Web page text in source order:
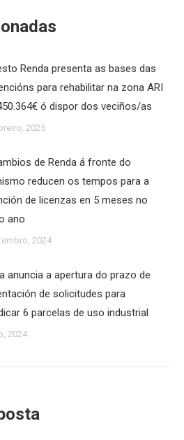
Renda presenta as bases das
para rehabilitar na zona ARI
ó dispor dos veciños/as
2025
de Renda á fronte do
reducen os tempos para a
de licenzas en 5 meses no
ano
2024
anuncia a apertura do prazo de
de solicitudes para
6 parcelas de uso industrial
2024